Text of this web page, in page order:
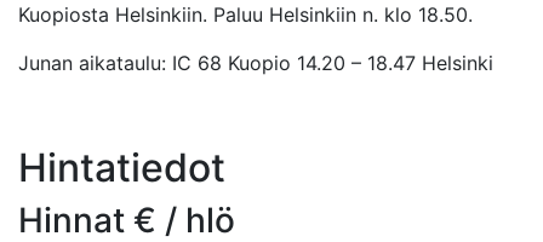
Kuopiosta Helsinkiin. Paluu Helsinkiin n. klo 18.50.
Junan aikataulu: IC 68 Kuopio 14.20 – 18.47 Helsinki
Hintatiedot
Hinnat € / hlö